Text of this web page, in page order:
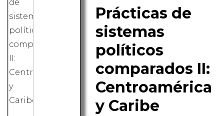
Prácticas de
sistemas
políticos
comparados II:
Centroamérica
y Caribe